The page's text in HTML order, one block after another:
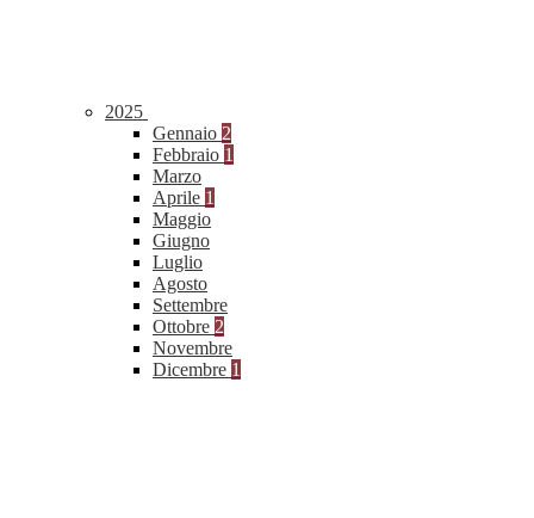
2025
Gennaio 2
Febbraio 1
Marzo
Aprile 1
Maggio
Giugno
Luglio
Agosto
Settembre
Ottobre 2
Novembre
Dicembre 1